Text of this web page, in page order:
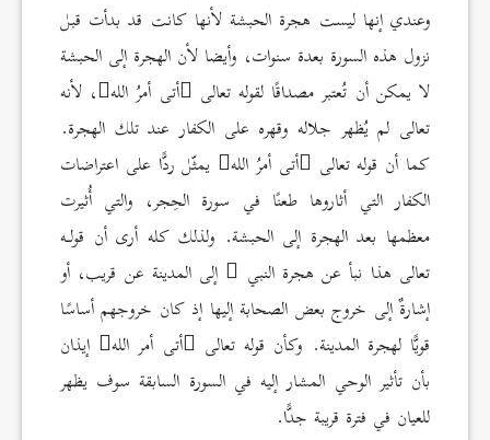
وعندي إنها ليست هجرة الحبشة لأنها كانت قد بدأت قبل
نزول هذه السورة بعدة سنوات، وأيضا لأن الهجرة إلى الحبشة
لا يمكن أن تُعتبر مصداقًا لقوله تعالى أتى أمرُ الله ، لأنه
تعالى لم يُظهر جلاله وقهره على الكفار عند تلك الهجرة.
كما أن قوله تعالى أتى أمرُ الله يمثّل ردًّا على اعتراضات
الكفار التي أثاروها طعنًا في سورة الحِجر، والتي أُثيرت
معظمها بعد الهجرة إلى الحبشة. ولذلك كله أرى أن قولـه
تعالى هذا نبأ عن هجرة النبي
إلى المدينة عن قريب، أو
إشارةٌ إلى خروج بعض الصحابة إليها إذ كان خروجهم أساسًا
قويًّا لهجرة المدينة. وكأن قوله تعالى أتى أمر الله إيذان
بأن تأثير الوحي المشار إليه في السورة السابقة سوف يظهر
للعيان في فترة قريبة جدًّا.